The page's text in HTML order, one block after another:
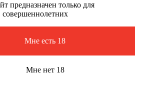
предназначен только для
совершеннолетних
Мне есть 18
Мне нет 18